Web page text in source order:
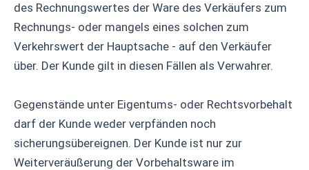
des Rechnungswertes der Ware des Verkäufers zum
Rechnungs- oder mangels eines solchen zum
Verkehrswert der Hauptsache - auf den Verkäufer
über. Der Kunde gilt in diesen Fällen als Verwahrer.
Gegenstände unter Eigentums- oder Rechtsvorbehalt
darf der Kunde weder verpfänden noch
sicherungsübereignen. Der Kunde ist nur zur
Weiterveräußerung der Vorbehaltsware im